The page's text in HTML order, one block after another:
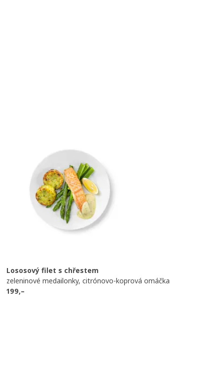
Lososový filet s chřestem
zeleninové medailonky, citrónovo-koprová omáčka
199,–